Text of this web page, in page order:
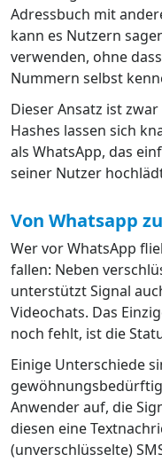
Adressbuch mit
kann es Nutzern
verwenden, ohne
Nummern selbst
Dieser Ansatz ist
Hashes lassen sich
als WhatsApp, das
seiner Nutzer
Von Whatsapp
Wer vor WhatsApp
fallen: Neben
unterstützt Signal
Videochats. Das
noch fehlt, ist die
Einige Unterschiede
Anwender auf, die
diesen eine
(unverschlüsselte)